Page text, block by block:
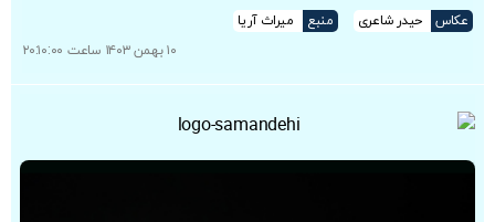
عکاس حیدر شاعری منبع
میراث آریا
۱۰ بهمن ۱۴۰۳ ساعت ۲۰:۱۰:۰۰